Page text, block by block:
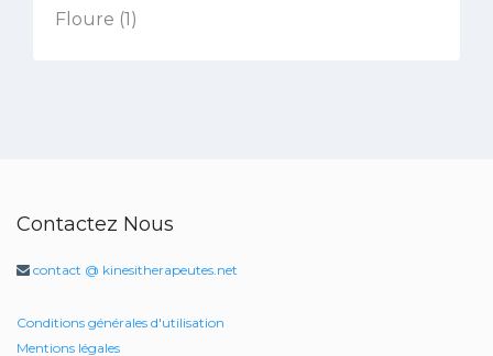
Floure (1)
Contactez Nous
contact @ kinesitherapeutes.net
Conditions générales d'utilisation
Mentions légales